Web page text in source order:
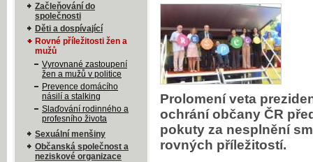
Prolomení veta
ochrání občany ČR
pokuty za nesplnění
rovných příležitostí.
Začleňování do
společnosti
Děti a dospívající
Rovné příležitosti žen a
mužů
Vyrovnané zastoupení
žen a mužů v politice
Prevence domácího
násilí a stalking
Slaďování rodinného a
profesního života
Sexuální menšiny
Občanská společnost a
neziskové organizace